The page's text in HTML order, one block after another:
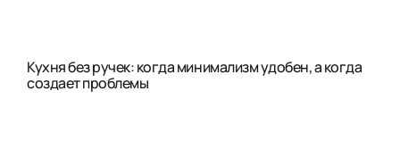
Кухня без ручек: когда минимализм удобен, а когда
создает проблемы